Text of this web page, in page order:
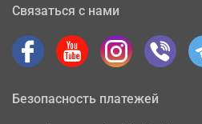
Связаться с нами
Безопасность платежей